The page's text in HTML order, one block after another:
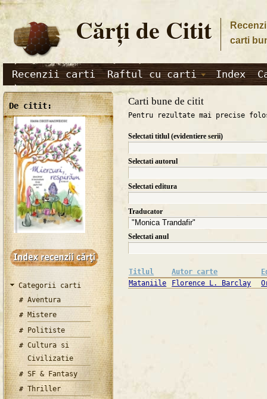
Cărţi de Citit
carti
Recenzii carti Raftul cu carti Index
De citit:
Categorii carti
Aventura
Mistere
Politiste
Cultura si
Civilizatie
SF & Fantasy
Thriller
Carti bune de citit
Pentru rezultate mai precise
Selectati titlul (evidentiere serii)
Selectati autorul
Selectati editura
Traducator
Selectati anul
Titlul Autor carte
Mataniile
Florence L. Barclay